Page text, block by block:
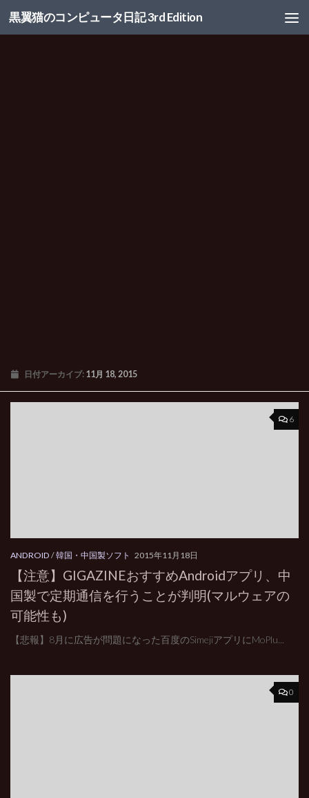
コンテンツへスキップ
黒翼猫のコンピュータ日記 3rd Edition
日付アーカイブ: 11月 18, 2015
6
ANDROID /韓国・中国製ソフト 2015年11月18日
【注意】GIGAZINEおすすめAndroidアプリ、中
国製で定期通信を行うことが判明(マルウェアの
可能性も)
【悲報】8月に広告が問題になった百度のSimejiアプリにMoPlu...
0